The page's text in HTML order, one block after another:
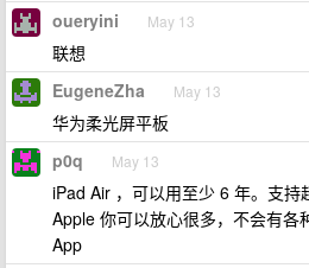
oueryini May 13
联想
EugeneZha May 13
华为柔光屏平板
p0q May 13
iPad Air ，可以用至少 6 年。支持
Apple 你可以放心很多，不会有各
App